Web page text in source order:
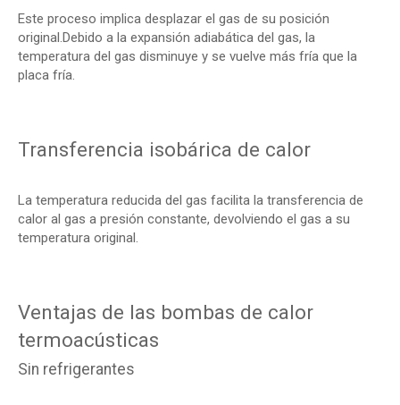
Este proceso implica desplazar el gas de su posición
original.Debido a la expansión adiabática del gas, la
temperatura del gas disminuye y se vuelve más fría que la
placa fría.
Transferencia isobárica de calor
La temperatura reducida del gas facilita la transferencia de
calor al gas a presión constante, devolviendo el gas a su
temperatura original.
Ventajas de las bombas de calor
termoacústicas
Sin refrigerantes